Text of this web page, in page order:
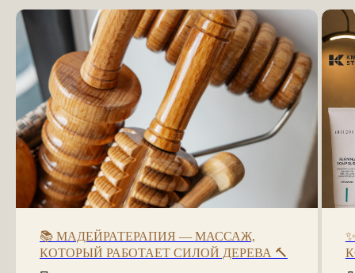
📚 МАДЕЙРАТЕРАПИЯ — МАССАЖ,
КОТОРЫЙ РАБОТАЕТ СИЛОЙ ДЕРЕВА 🔨